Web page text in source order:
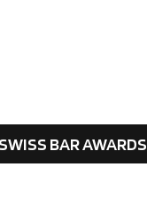
SWISS BAR AWARDS